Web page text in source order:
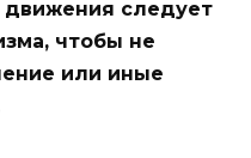
следует
чтобы не
или иные